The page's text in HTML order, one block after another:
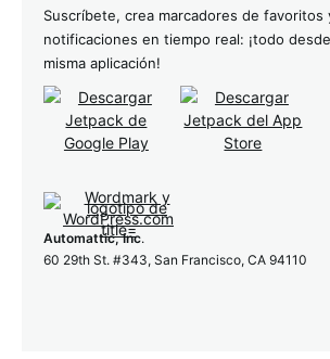
Suscríbete, crea marcadores de favoritos
notificaciones en tiempo real: ¡todo
misma aplicación!
Automattic, Inc.
60 29th St. #343, San Francisco, CA 94110